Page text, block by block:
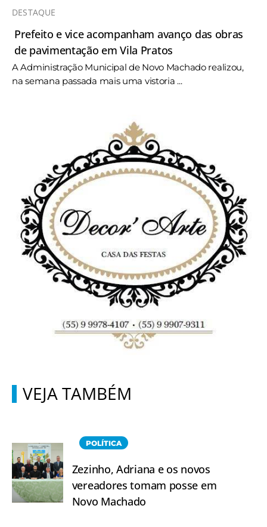
DESTAQUE
Prefeito e vice acompanham avanço das obras
de pavimentação em Vila Pratos
A Administração Municipal de Novo Machado realizou,
na semana passada mais uma vistoria ...
VEJA TAMBÉM
POLÍTICA
Zezinho, Adriana e os novos
vereadores tomam posse em
Novo Machado